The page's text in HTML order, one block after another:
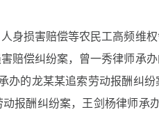
身损害赔偿等农民工高频维
赔偿纠纷案，曾一秀律师承
办的龙某某追索劳动报酬纠
报酬纠纷案，王剑杨律师承